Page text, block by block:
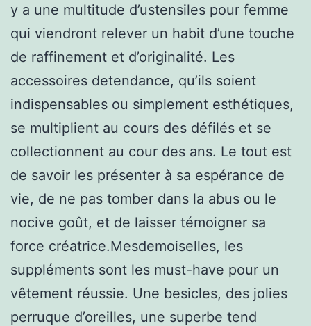
y a une multitude d’ustensiles pour femme
qui viendront relever un habit d’une touche
de raffinement et d’originalité. Les
accessoires detendance, qu’ils soient
indispensables ou simplement esthétiques,
se multiplient au cours des défilés et se
collectionnent au cour des ans. Le tout est
de savoir les présenter à sa espérance de
vie, de ne pas tomber dans la abus ou le
nocive goût, et de laisser témoigner sa
force créatrice.Mesdemoiselles, les
suppléments sont les must-have pour un
vêtement réussie. Une besicles, des jolies
perruque d’oreilles, une superbe tend